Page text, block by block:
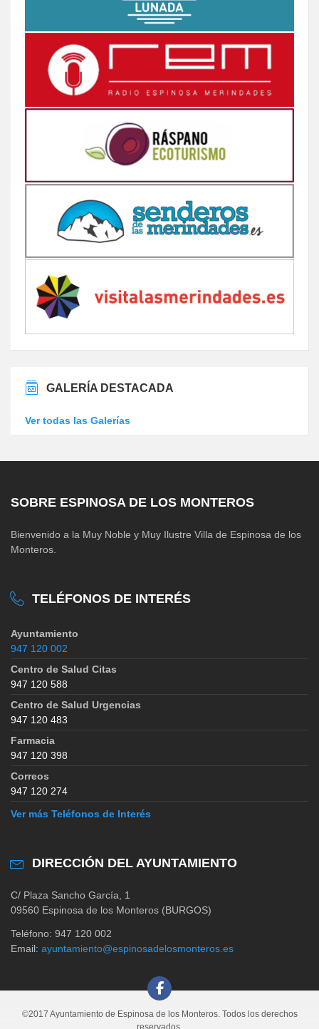
GALERÍA DESTACADA
Ver todas las Galerías
SOBRE ESPINOSA DE LOS MONTEROS
Bienvenido a la Muy Noble y Muy Ilustre Villa de Espinosa de los
Monteros.
TELÉFONOS DE INTERÉS
Ayuntamiento
947 120 002
Centro de Salud Citas
947 120 588
Centro de Salud Urgencias
947 120 483
Farmacia
947 120 398
Correos
947 120 274
Ver más Teléfonos de Interés
DIRECCIÓN DEL AYUNTAMIENTO
C/ Plaza Sancho García, 1
09560 Espinosa de los Monteros (BURGOS)
Teléfono: 947 120 002
Email: ayuntamiento@espinosadelosmonteros.es
©2017 Ayuntamiento de Espinosa de los Monteros. Todos los derechos
reservados.